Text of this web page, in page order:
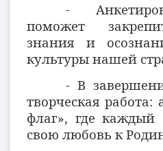
-
поможет
знания и
культуры нашей
- В
творческая
флаг», где каждый
свою любовь к